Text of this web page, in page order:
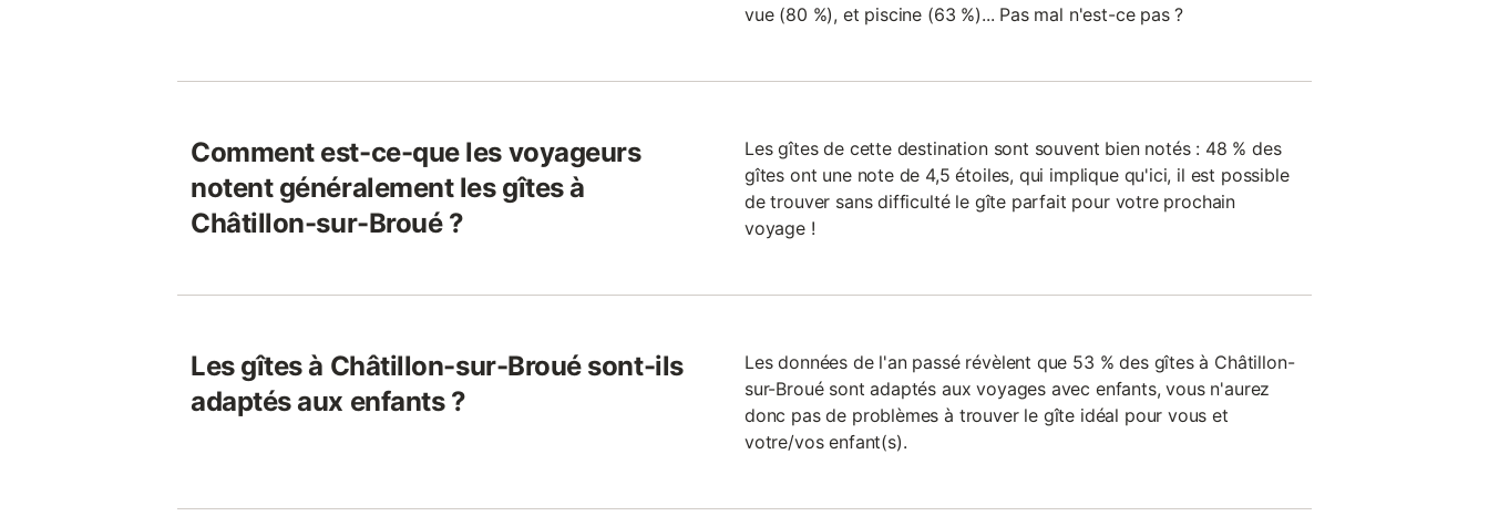
vue (80 %), et piscine (63 %)... Pas mal n'est-ce pas ?
Comment est-ce-que les voyageurs
notent généralement les gîtes à
Châtillon-sur-Broué ?
Les gîtes de cette destination sont souvent bien notés : 48 % des
gîtes ont une note de 4,5 étoiles, qui implique qu'ici, il est possible
de trouver sans difficulté le gîte parfait pour votre prochain
voyage !
Les gîtes à Châtillon-sur-Broué sont-ils
adaptés aux enfants ?
Les données de l'an passé révèlent que 53 % des gîtes à Châtillon-
sur-Broué sont adaptés aux voyages avec enfants, vous n'aurez
donc pas de problèmes à trouver le gîte idéal pour vous et
votre/vos enfant(s).